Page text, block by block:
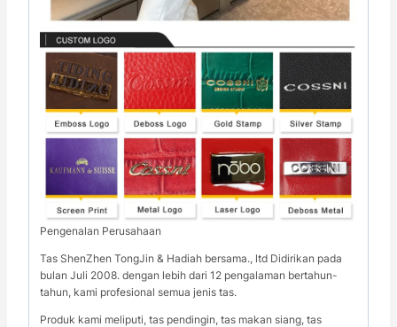
Pengenalan Perusahaan
Tas ShenZhen TongJin & Hadiah bersama., ltd Didirikan pada
bulan Juli 2008. dengan lebih dari 12 pengalaman bertahun-
tahun, kami profesional semua jenis tas.
Produk kami meliputi, tas pendingin, tas makan siang, tas